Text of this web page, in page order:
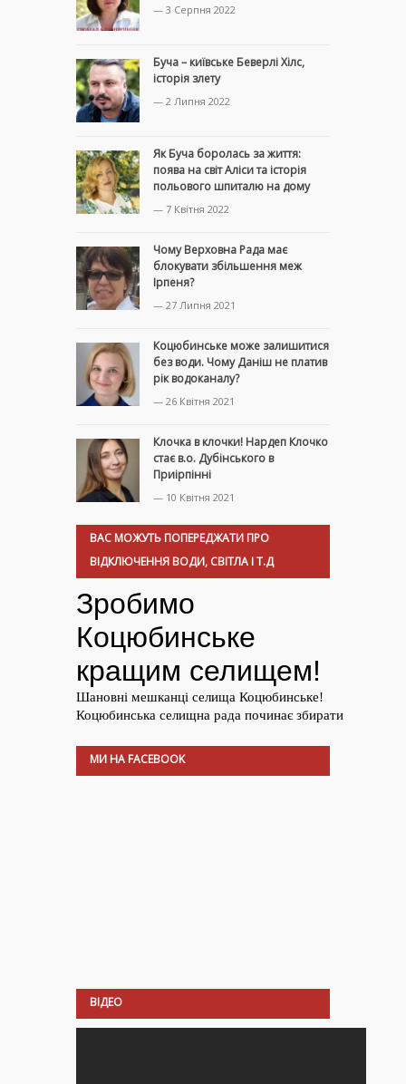
— 3 Серпня 2022
Буча – київське Беверлі Хілс,
історія злету
— 2 Липня 2022
Як Буча боролась за життя:
поява на світ Аліси та історія
польового шпиталю на дому
— 7 Квітня 2022
Чому Верховна Рада має
блокувати збільшення меж
Ірпеня?
— 27 Липня 2021
Коцюбинське може залишитися
без води. Чому Даніш не платив
рік водоканалу?
— 26 Квітня 2021
Клочка в клочки! Нардеп Клочко
стає в.о. Дубінського в
Приірпінні
— 10 Квітня 2021
ВАС МОЖУТЬ ПОПЕРЕДЖАТИ ПРО
ВІДКЛЮЧЕННЯ ВОДИ, СВІТЛА І Т.Д
МИ НА FACEBOOK
ВІДЕО